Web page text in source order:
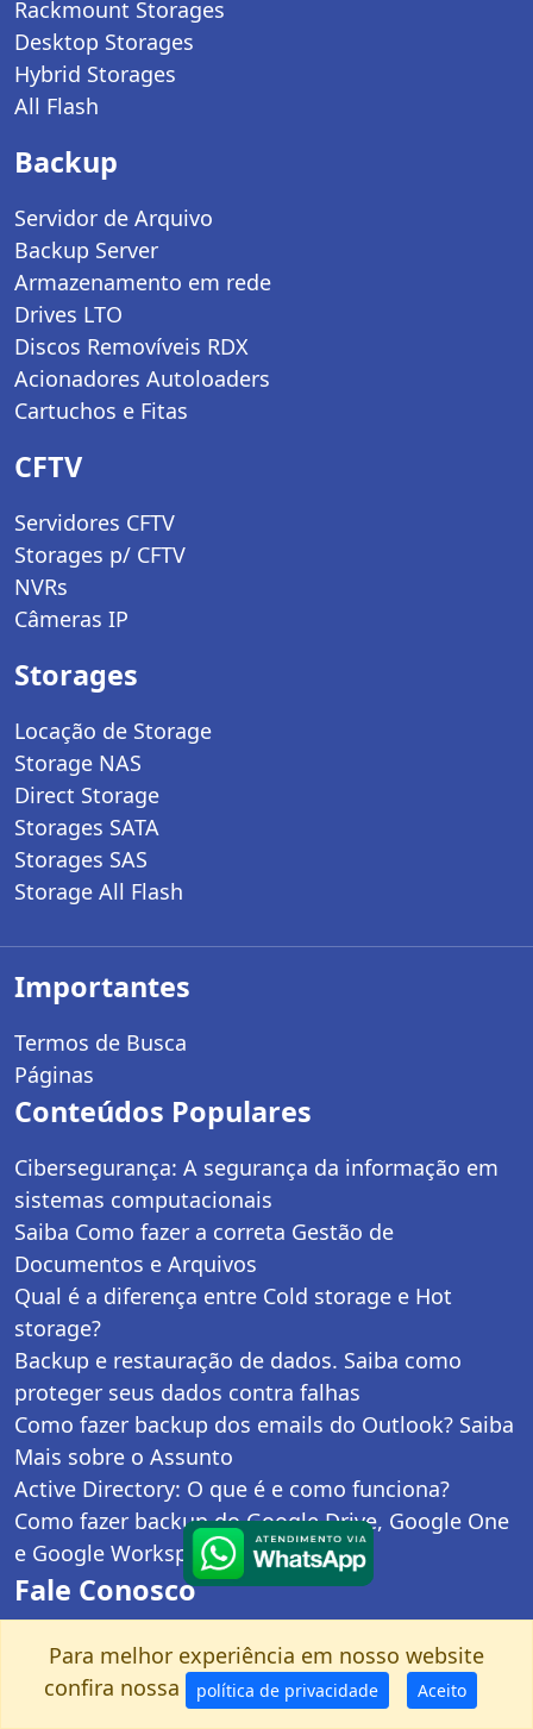
Rackmount Storages
Desktop Storages
Hybrid Storages
All Flash
Backup
Servidor de Arquivo
Backup Server
Armazenamento em rede
Drives LTO
Discos Removíveis RDX
Acionadores Autoloaders
Cartuchos e Fitas
CFTV
Servidores CFTV
Storages p/ CFTV
NVRs
Câmeras IP
Storages
Locação de Storage
Storage NAS
Direct Storage
Storages SATA
Storages SAS
Storage All Flash
Importantes
Termos de Busca
Páginas
Conteúdos Populares
Cibersegurança: A segurança da informação em
sistemas computacionais
Saiba Como fazer a correta Gestão de
Documentos e Arquivos
Qual é a diferença entre Cold storage e Hot
storage?
Backup e restauração de dados. Saiba como
proteger seus dados contra falhas
Como fazer backup dos emails do Outlook? Saiba
Mais sobre o Assunto
Active Directory: O que é e como funciona?
Como fazer backup do Google Drive, Google One
e Google Workspace
Fale Conosco
Quem somos
Seja um revendedor autorizado
Política de Privacidade
Para melhor experiência em nosso website
confira nossa
política de privacidade Aceito